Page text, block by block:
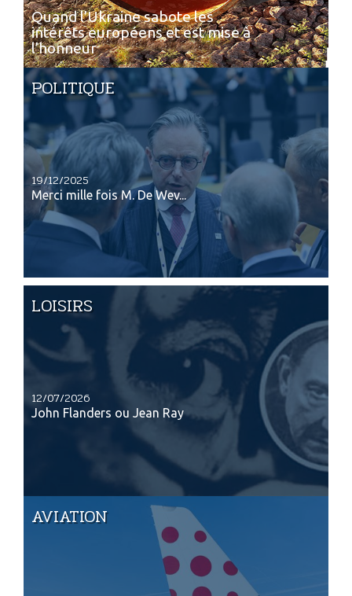
Quand l’Ukraine sabote les
intérêts européens et est mise à
l’honneur
POLITIQUE
19/12/2025
Merci mille fois M. De Wev...
LOISIRS
12/07/2026
John Flanders ou Jean Ray
AVIATION